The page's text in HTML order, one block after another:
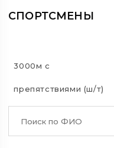
СПОРТСМЕНЫ
3000м с
препятствиями (ш/т)